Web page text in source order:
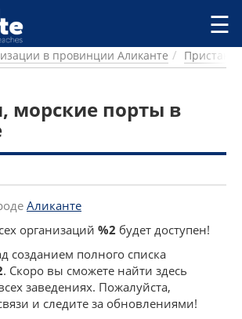
содержанию ☰
в провинции Аликанте
морские порты в
Аликанте
организаций %2 будет доступен!
созданием полного списка
. Скоро вы сможете найти здесь
заведениях. Пожалуйста,
и следите за обновлениями!